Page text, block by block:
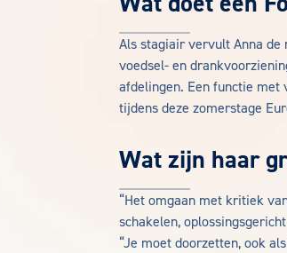
Als stagiair vervult Anna de
voedsel- en
afdelingen. Een functie
tijdens deze zomerstage
Wat zijn haar
“Het omgaan met kritiek
schakelen,
“Je moet doorzetten, ook